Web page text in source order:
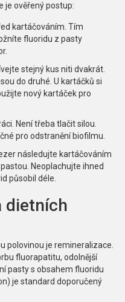
je ověřený postup:
kartáčováním. Tím
fluoridu z pasty
stejný kus niti dvakrát.
do druhé. U kartáčků si
nový kartáček pro
Není třeba tlačit silou.
pro odstranění biofilmu.
následujte kartáčováním
Neoplachujte ihned
působil déle.
dietních
polovinou je remineralizace.
fluorapatitu, odolnější
pasty s obsahem fluoridu
je standard doporučený